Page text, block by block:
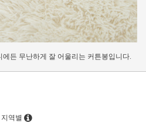
든 무난하게 잘 어울리는 커튼봉입니다.
지역별